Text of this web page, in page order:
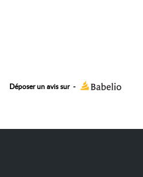
Déposer un avis sur -